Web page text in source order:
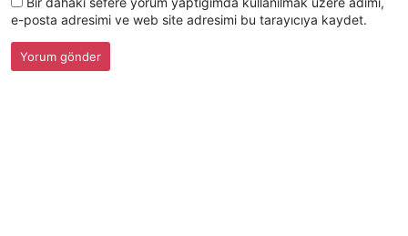
e-posta adresimi ve web site adresimi bu tarayıcıya kaydet.